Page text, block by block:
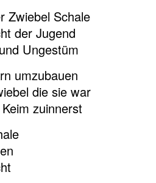
Zwiebel Schale
der Jugend
Ungestüm
umzubauen
die sie war
zuinnerst